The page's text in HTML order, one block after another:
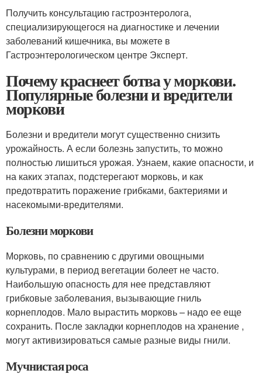
Получить консультацию гастроэнтеролога,
специализирующегося на диагностике и лечении
заболеваний кишечника, вы можете в
Гастроэнтерологическом центре Эксперт.
Почему краснеет ботва у моркови.
Популярные болезни и вредители
моркови
Болезни и вредители могут существенно снизить
урожайность. А если болезнь запустить, то можно
полностью лишиться урожая. Узнаем, какие опасности, и
на каких этапах, подстерегают морковь, и как
предотвратить поражение грибками, бактериями и
насекомыми-вредителями.
Болезни моркови
Морковь, по сравнению с другими овощными
культурами, в период вегетации болеет не часто.
Наибольшую опасность для нее представляют
грибковые заболевания, вызывающие гниль
корнеплодов. Мало вырастить морковь – надо ее еще
сохранить. После закладки корнеплодов на хранение ,
могут активизироваться самые разные виды гнили.
Мучнистая роса